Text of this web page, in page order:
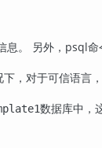
息。 另外， psql命
，对于可信语言，
数据库中，